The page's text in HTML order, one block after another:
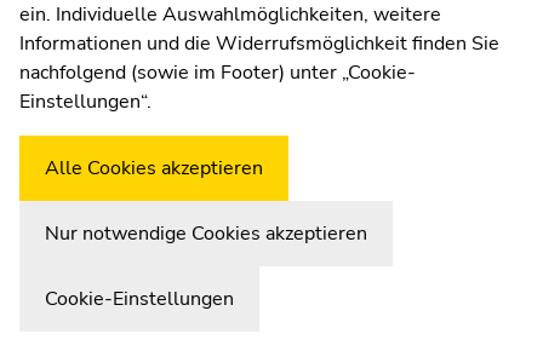
Fakten:
Standorte:
Graz, Friesach bei Graz, Wels
Fakten:
WetterstationUni Graz
ein. Individuelle Auswahlmöglichkeiten, weitere
Informationen und die Widerrufsmöglichkeit finden Sie
nachfolgend (sowie im Footer) unter „Cookie-
Einstellungen“.
Alle Cookies akzeptieren
Nur notwendige Cookies akzeptieren
Cookie-Einstellungen